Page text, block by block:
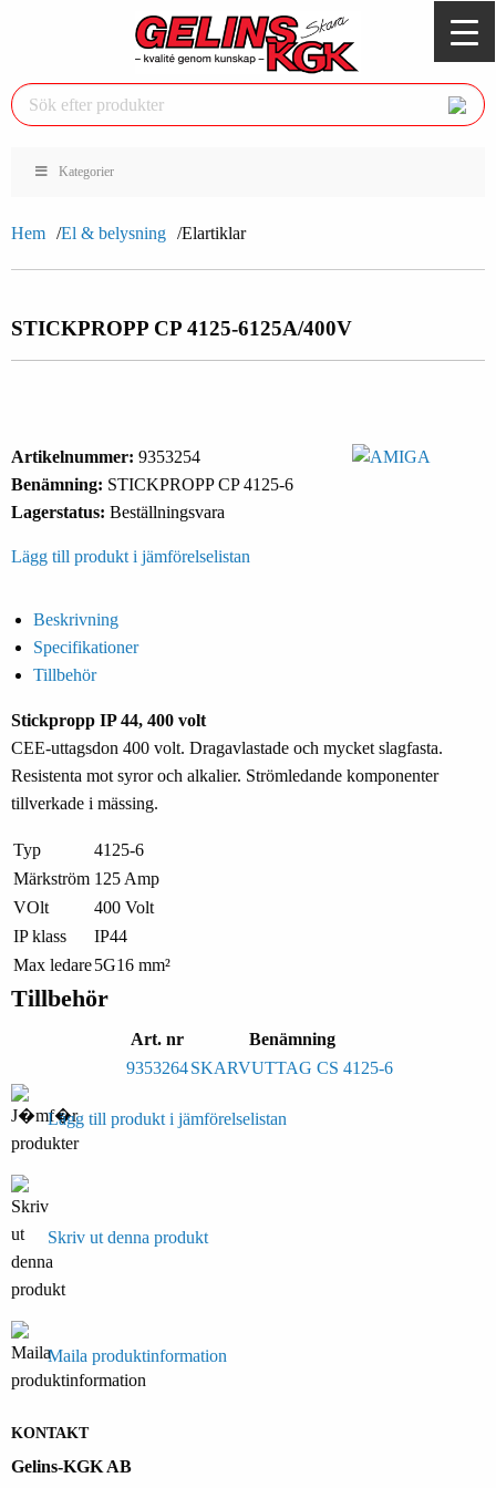
Kategorier
Hem El & belysning Elartiklar
STICKPROPP CP 4125-6125A/400V
Artikelnummer: 9353254
Benämning: STICKPROPP CP 4125-6
Lagerstatus: Beställningsvara
Lägg till produkt i jämförelselistan
Beskrivning
Specifikationer
Tillbehör
Stickpropp IP 44, 400 volt
CEE-uttagsdon 400 volt. Dragavlastade och mycket slagfasta.
Resistenta mot syror och alkalier. Strömledande komponenter
tillverkade i mässing.
Typ
4125-6
Märkström 125 Amp
VOlt
400 Volt
IP klass
IP44
Max ledare5G16 mm²
Tillbehör
Art. nr
Benämning
9353264SKARVUTTAG CS 4125-6
Lägg till produkt i jämförelselistan
Skriv ut denna produkt
Maila produktinformation
KONTAKT
Gelins-KGK AB